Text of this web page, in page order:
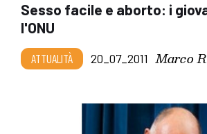
Sesso facile e aborto: i
l'ONU
ATTUALITÀ 20_07_2011 Marco